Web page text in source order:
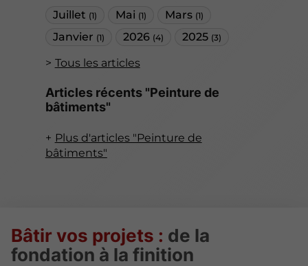
Juillet (1) Mai (1) Mars (1)
Janvier (1) 2026 (4) 2025 (3)
Tous les articles
Articles récents "Peinture de
bâtiments"
Plus d'articles "Peinture de
bâtiments"
Bâtir vos projets : de la
fondation à la finition